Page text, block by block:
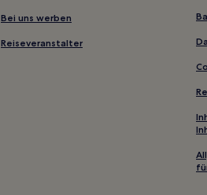
Hotels nahe
Bei uns werben
Reiseveranstalter